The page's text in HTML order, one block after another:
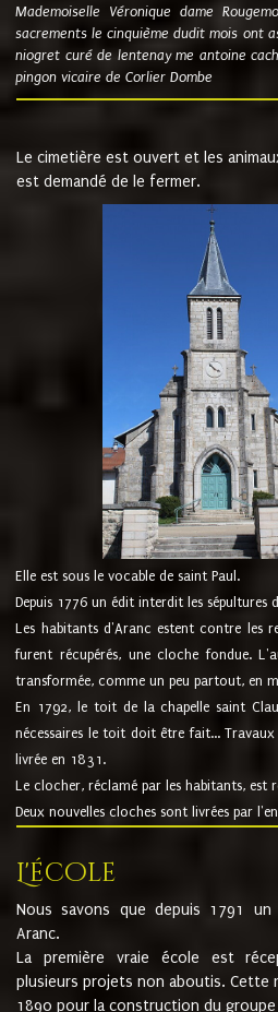
Mademoiselle Véronique dame
sacrements le cinquième dudit mois ont
niogret curé de lentenay me antoine
pingon vicaire de Corlier Dombe
Le cimetière est ouvert et les
est demandé de le fermer.
Elle est sous le vocable de saint Paul.
Depuis 1776 un édit interdit les sépultures
Les habitants d'Aranc estent contre les
furent récupérés, une cloche fondue.
transformée, comme un peu partout, en
En 1792, le toit de la chapelle saint
nécessaires le toit doit être fait...
livrée en 1831.
Le clocher, réclamé par les habitants,
Deux nouvelles cloches sont livrées par
L'école
Nous savons que depuis 1791
Aranc.
La première vraie école est
plusieurs projets non aboutis. Cette
1890 pour la construction du groupe